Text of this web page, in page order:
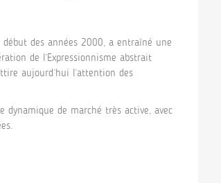
des années 2000, a entraîné une
de l’Expressionnisme abstrait
aujourd’hui l’attention des
dynamique de marché très active, avec